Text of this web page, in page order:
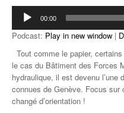
Lecteur
audio
00:00
Podcast: Play in new window |
Tout comme le papier,
le cas du Bâtiment des Forces
hydraulique, il est devenu
connues de Genève. Focus
changé d’orientation !